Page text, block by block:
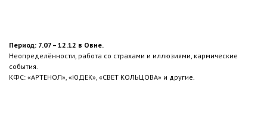
Период: 7.07 – 12.12 в Овне.
Неопределённости, работа со страхами и иллюзиями, кармические
события.
КФС: «АРТЕНОЛ», «ЮДЕК», «СВЕТ КОЛЬЦОВА» и другие.